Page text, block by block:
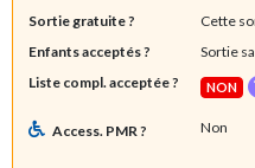
Sortie gratuite ?
Cette
Enfants acceptés ?
Sortie
Liste compl. acceptée ?
NON
Access. PMR ? Non